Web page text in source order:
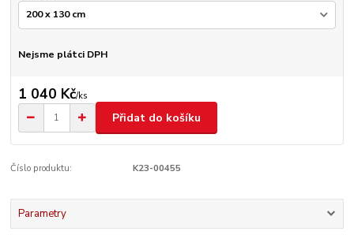
Nejsme plátci DPH
1 040 Kč/ks
Přidat do košíku
Číslo produktu: K23-00455
Parametry